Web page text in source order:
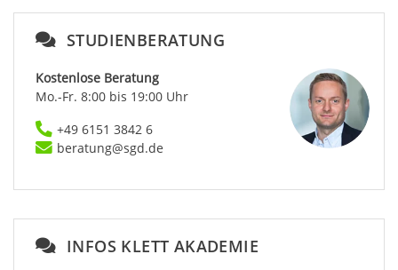
STUDIENBERATUNG
Kostenlose Beratung
Mo.-Fr. 8:00 bis 19:00 Uhr
+49 6151 3842 6
beratung@sgd.de
INFOS KLETT AKADEMIE